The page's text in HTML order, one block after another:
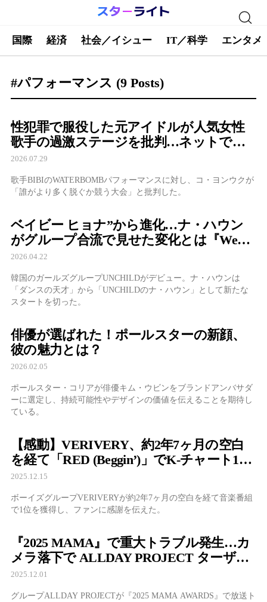
国際 経済 社会／イシュー IT／科学 エンタメ
#パフォーマンス (9 Posts)
性犯罪で服役した元アイドルが人気女性
歌手の過激ステージを批判…ネットでは
「誰が言っているのか」と波紋
2026.07.29
歌手BIBIのWATERBOMBパフォーマンスに対し、コ・ヨンウクが
「誰がより多く脱ぐか競う大会」と批判した。
ベイビー ヒョナ”から進化…ナ・ハウン
がグループ合流で見せた変化とは『We
Are UNCHILD』に込めた想い
2026.04.22
韓国のガールズグループUNCHILDがデビュー。ナ・ハウンは
「ダンスの天才」から「UNCHILDのナ・ハウン」として新たな
スタートを切った。
俳優が選ばれた！ポールスターの新顔、
彼の魅力とは？
2026.02.05
ポールスター・コリアが俳優キム・ウビンをブランドアンバサダ
ーに選定し、持続可能性やデザインの価値を伝えることを期待し
ている。
【感動】VERIVERY、約2年7ヶ月の空白
を経て「RED (Beggin’)」でK-チャート1位
に！
2025.12.15
ボーイズグループVERIVERYが約2年7ヶ月の空白を経て音楽番組
で1位を獲得し、ファンに感謝を伝えた。
『2025 MAMA』で重大トラブル発生…カ
メラ落下で ALLDAY PROJECT ターザン
のソロパフォーマンスが消失
2025.12.01
グループALLDAY PROJECTが『2025 MAMA AWARDS』で放送ト